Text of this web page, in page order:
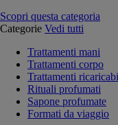
Scopri questa categoria
Categorie Vedi tutti
Trattamenti mani
Trattamenti corpo
Trattamenti
Rituali profumati
Sapone profumate
Formati da viaggio